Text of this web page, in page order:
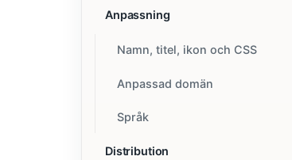
Anpassning
Namn, titel, ikon och CSS
Anpassad domän
Språk
Distribution